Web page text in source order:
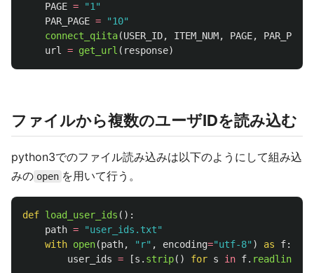
PAGE = "1 "
PAR_PAGE = "10"
connect_qiita(USER_ID, ITEM_NUM, PAGE, PAR_PAGE
url
= get_url ( response)
ファイルから複数のユーザIDを読み込む
python3でのファイル読み込みは以下のようにして組み込
みの open を用いて行う。
def load_user_ids ():
path = "user_ids.txt"
with open(path, " r" , encoding="utf-8" ) as f:
user_ids = [s . strip() for s in f. readlines